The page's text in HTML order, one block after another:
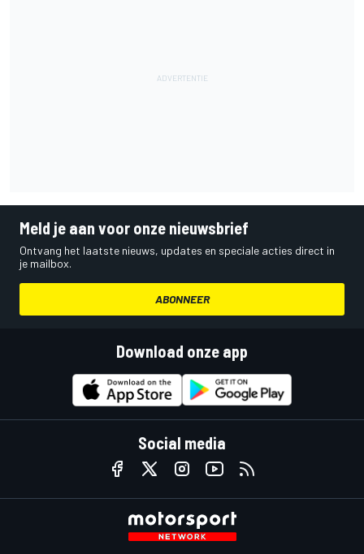
Meld je aan voor onze nieuwsbrief
Ontvang het laatste nieuws, updates en speciale acties direct in
je mailbox.
ABONNEER
Download onze app
Social media